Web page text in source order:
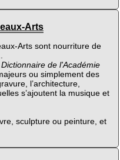
Arts
Arts sont nourriture de
Dictionnaire de l'Académie
ou simplement des
l’architecture,
s’ajoutent la musique et
sculpture ou peinture, et